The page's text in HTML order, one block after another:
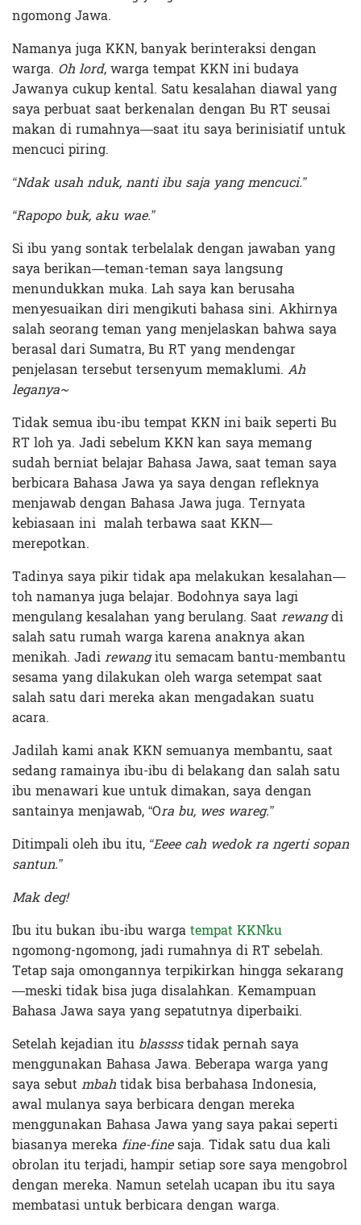
ngomong Jawa.
Namanya juga KKN, banyak berinteraksi dengan
warga. Oh lord, warga tempat KKN ini budaya
Jawanya cukup kental. Satu kesalahan diawal yang
saya perbuat saat berkenalan dengan Bu RT seusai
makan di rumahnya—saat itu saya berinisiatif untuk
mencuci piring.
“Ndak usah nduk, nanti ibu saja yang mencuci.”
“Rapopo buk, aku wae.”
Si ibu yang sontak terbelalak dengan jawaban yang
saya berikan—teman-teman saya langsung
menundukkan muka. Lah saya kan berusaha
menyesuaikan diri mengikuti bahasa sini. Akhirnya
salah seorang teman yang menjelaskan bahwa saya
berasal dari Sumatra, Bu RT yang mendengar
penjelasan tersebut tersenyum memaklumi. Ah
leganya~
Tidak semua ibu-ibu tempat KKN ini baik seperti Bu
RT loh ya. Jadi sebelum KKN kan saya memang
sudah berniat belajar Bahasa Jawa, saat teman saya
berbicara Bahasa Jawa ya saya dengan refleknya
menjawab dengan Bahasa Jawa juga. Ternyata
kebiasaan ini malah terbawa saat KKN—
merepotkan.
Tadinya saya pikir tidak apa melakukan kesalahan—
toh namanya juga belajar. Bodohnya saya lagi
mengulang kesalahan yang berulang. Saatrewangdi
salah satu rumah warga karena anaknya akan
menikah. Jadirewangitu semacam bantu-membantu
sesama yang dilakukan oleh warga setempat saat
salah satu dari mereka akan mengadakan suatu
acara.
Jadilah kami anak KKN semuanya membantu, saat
sedang ramainya ibu-ibu di belakang dan salah satu
ibu menawari kue untuk dimakan, saya dengan
santainya menjawab, “Ora bu, wes wareg.”
Ditimpali oleh ibu itu, “Eeee cah wedok ra ngerti sopan
santun.”
Mak deg!
Ibu itu bukan ibu-ibu wargatempat KKNku
ngomong-ngomong, jadi rumahnya di RT sebelah.
Tetap saja omongannya terpikirkan hingga sekarang
—meski tidak bisa juga disalahkan. Kemampuan
Bahasa Jawa saya yang sepatutnya diperbaiki.
Setelah kejadian itu blasssstidak pernah saya
menggunakan Bahasa Jawa. Beberapa warga yang
saya sebutmbahtidak bisa berbahasa Indonesia,
awal mulanya saya berbicara dengan mereka
menggunakan Bahasa Jawa yang saya pakai seperti
biasanya merekafine-finesaja. Tidak satu dua kali
obrolan itu terjadi, hampir setiap sore saya mengobrol
dengan mereka. Namun setelah ucapan ibu itu saya
membatasi untuk berbicara dengan warga.